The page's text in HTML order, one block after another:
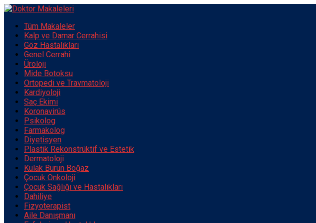
Tüm Makaleler
Kalp ve Damar Cerrahisi
Göz Hastalıkları
Genel Cerrahi
Üroloji
Mide Botoksu
Ortopedi ve Travmatoloji
Kardiyoloji
Saç Ekimi
Koronavirüs
Psikolog
Farmakolog
Diyetisyen
Plastik Rekonstrüktif ve Estetik
Dermatoloji
Kulak Burun Boğaz
Çocuk Onkoloji
Çocuk Sağlığı ve Hastalıkları
Dahiliye
Fizyoterapist
Aile Danışmanı